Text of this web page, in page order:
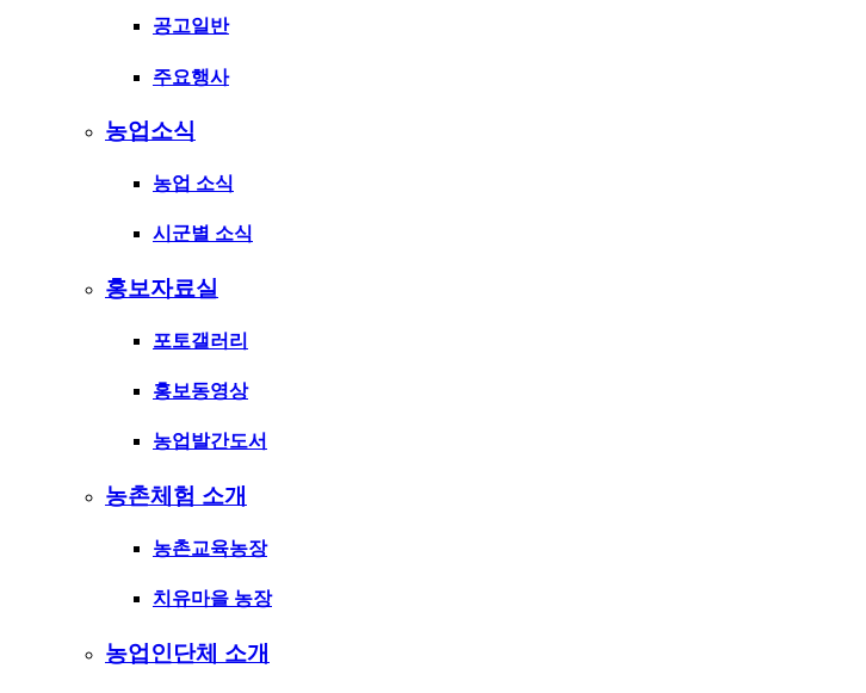
공고일반
주요행사
농업소식
농업 소식
시군별 소식
홍보자료실
포토갤러리
홍보동영상
농업발간도서
농촌체험 소개
농촌교육농장
치유마을 농장
농업인단체 소개